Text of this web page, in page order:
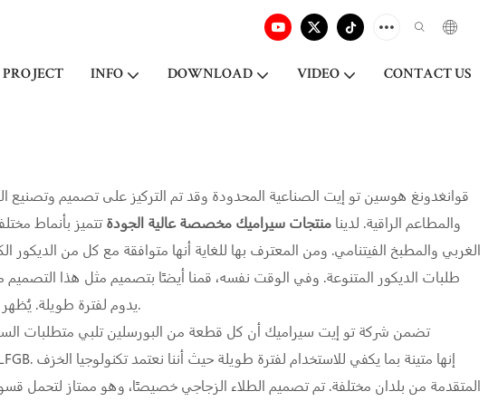
PROJECT INFO DOWNLOAD VIDEO CONTACT US
قوانغدونغ هوسين تو إيت الصناعية المحدودة وقد تم التركيز على تصميم وتصنيع
والمطاعم الراقية. لدينا منتجات سيراميك مخصصة عالية الجودةتتميز بأنماط
الغربي والمطبخ الفيتنامي. ومن المعترف بها للغاية أنها متوافقة مع كل من الديكور
طلبات الديكور المتنوعة. وفي الوقت نفسه، قمنا أيضًا بتصميم مثل هذا
يدوم لفترة طويلة. يُظهر هذا النوع من التصميم لمسة من الفخامة، وهو مثالي للأماكن الراقية.
تضمن شركة تو إيت سيراميك أن كل قطعة من البورسلين تلبي متطلبات
المتقدمة من بلدان مختلفة. تم تصميم الطلاء الزجاجي خصيصًا، وهو ممتاز لتحمل